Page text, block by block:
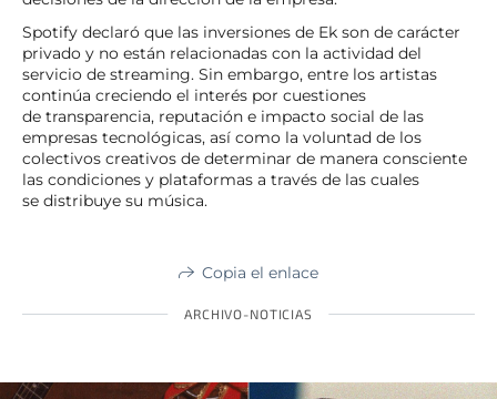
Spotify declaró que las inversiones de Ek son de carácter
privado y no están relacionadas con la actividad del
servicio de streaming. Sin embargo, entre los artistas
continúa creciendo el interés por cuestiones
de transparencia, reputación e impacto social de las
empresas tecnológicas, así como la voluntad de los
colectivos creativos de determinar de manera consciente
las condiciones y plataformas a través de las cuales
se distribuye su música.
Copia el enlace
ARCHIVO-NOTICIAS